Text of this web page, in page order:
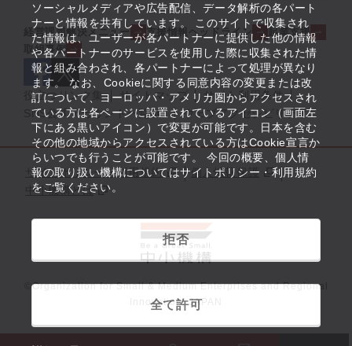
ソーシャルメディアや広告配信、データ解析の各パート
ナーと情報を共有しています。 このサイトで収集され
た情報は、ユーザーが各パートナーに提供した他の情報
や各パートナーのサービスを使用した際に収集された情
報と組み合わされ、各パートナーによって処理が異なり
ます。 なお、Cookieに関する同意内容の変更または改
訂について、ヨーロッパ・アメリカ圏からアクセスされ
ている方は各ページに設置されているアイコン（画面左
下にある黒いアイコン）で変更が可能です。日本を含む
その他の地域からアクセスされている方はCookie宣言か
らいつでも行うことが可能です。 今回の概要、個人情
報の取り扱い機構についてはサイトポリシー・利用規約
をご覧ください。
拒否
全て許可
経営課題解決メニュー 支援情報ヘッドライン
起業支援
取組事例
役立つリンク集 サイトマップ
サイト利用条件
SNS公式アカウント一覧
ウェブアクセシビリティ
サイトポリシー・利用規約
個人情報保護
中小機構とは
©Organization for Small & Medium Enterprises and Regional
Innovation, JAPAN